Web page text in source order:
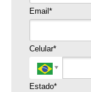
Email*
Celular*
Estado*